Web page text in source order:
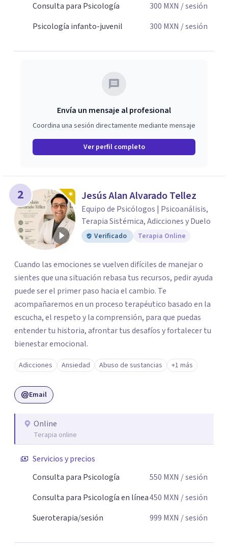
Consulta para Psicología
300 MXN / sesión
Psicología infanto-juvenil
300 MXN / sesión
Envía un mensaje al profesional
Coordina una sesión directamente mediante mensaje
Ver perfil completo
2 Jesús Alan Alvarado Tellez
Equipo de Psicólogos | Psicoanálisis,
Terapia Sistémica, Adicciones y Duelo
Verificado Terapia Online
Cuando las emociones se vuelven difíciles de manejar o
sientes que una situación rebasa tus recursos, pedir ayuda
puede ser el primer paso hacia el cambio. Te
acompañaremos en un proceso terapéutico basado en la
escucha, el respeto y la comprensión, para que puedas
entender tu historia, afrontar tus desafíos y fortalecer tu
bienestar emocional.
Adicciones Ansiedad Abuso de sustancias +1 más
Email
Online
Terapia online
Servicios y precios
Consulta para Psicología
550 MXN / sesión
Consulta para Psicología en línea450 MXN / sesión
Sueroterapia/sesión
999 MXN / sesión